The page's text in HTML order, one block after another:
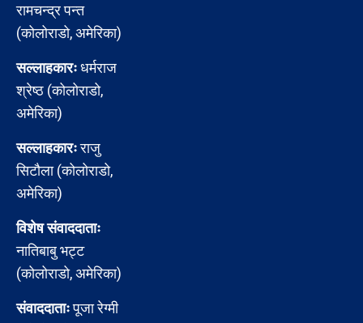
रामचन्द्र पन्त
(कोलोराडो, अमेरिका)
सल्लाहकारःधर्मराज
श्रेष्ठ (कोलोराडो,
अमेरिका)
सल्लाहकारःराजु
सिटौला (कोलोराडो,
अमेरिका)
विशेष संवाददाताः
नातिबाबु भट्ट
(कोलोराडो, अमेरिका)
संवाददाताःपूजा रेग्मी